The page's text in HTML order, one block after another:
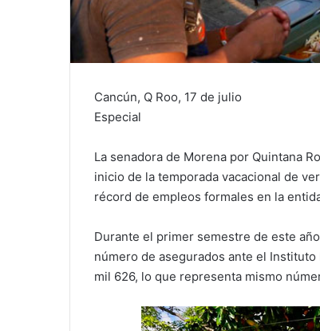
Cancún, Q Roo, 17 de julio
Especial
La senadora de Morena por Quintana
inicio de la temporada vacacional de
récord de empleos formales en la
Durante el primer semestre de este
número de asegurados ante el
mil 626, lo que representa mismo